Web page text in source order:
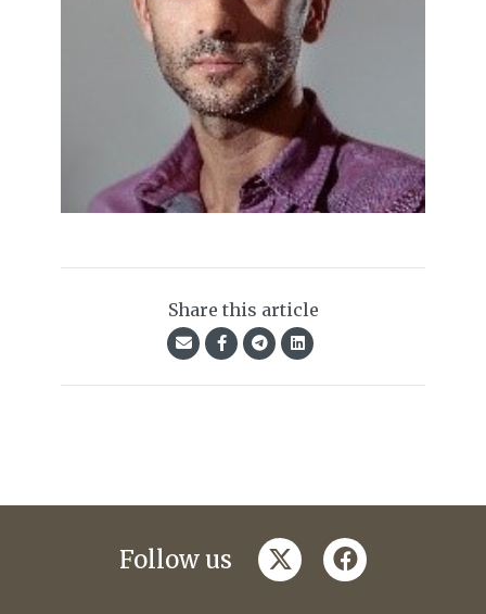
Share this article
Follow us twitterfacebook